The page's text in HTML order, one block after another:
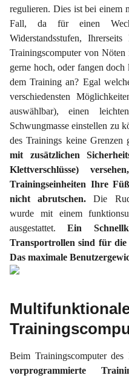
regulieren. Dies ist bei einem
Fall, da für einen
Widerstandsstufen,
Trainingscomputer von
gerne hoch, oder fangen
dem Training an? Egal
verschiedensten
auswählbar), einen
Schwungmasse einstellen zu
des Trainings keine Grenzen
mit zusätzlichen
Klettverschlüsse)
Trainingseinheiten Ihre
nicht abrutschen.Die
wurde mit einem
ausgestattet.Ein
Transportrollen sind für die
Das maximale
Beim Trainingscomputer
vorprogrammierte